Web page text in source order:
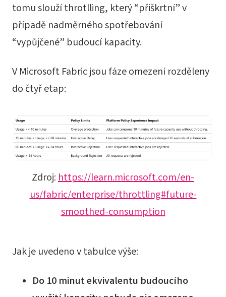
tomu slouží throtlling, který “přiškrtní” v
případě nadměrného spotřebování
“vypůjčené” budoucí kapacity.
V Microsoft Fabric jsou fáze omezení rozděleny
do čtyř etap:
Zdroj:https://learn.microsoft.com/en-
us/fabric/enterprise/throttling#future-
smoothed-consumption
Jak je uvedeno v tabulce výše:
Do 10 minut ekvivalentu budoucího